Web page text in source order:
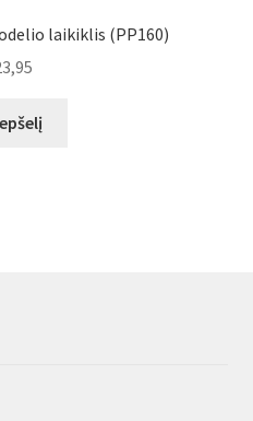
laikiklis (PP160)